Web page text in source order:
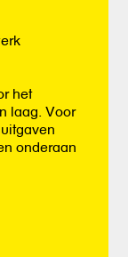
het
laag. Voor
onderaan